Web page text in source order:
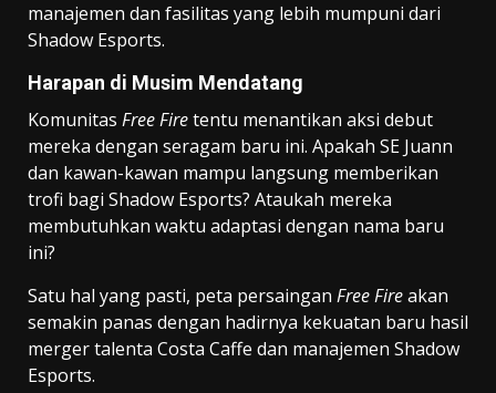
manajemen dan fasilitas yang lebih mumpuni dari
Shadow Esports.
Harapan di Musim Mendatang
Komunitas Free Firetentu menantikan aksi debut
mereka dengan seragam baru ini. Apakah SE Juann
dan kawan-kawan mampu langsung memberikan
trofi bagi Shadow Esports? Ataukah mereka
membutuhkan waktu adaptasi dengan nama baru
ini?
Satu hal yang pasti, peta persaingan Free Fireakan
semakin panas dengan hadirnya kekuatan baru hasil
merger talenta Costa Caffe dan manajemen Shadow
Esports.